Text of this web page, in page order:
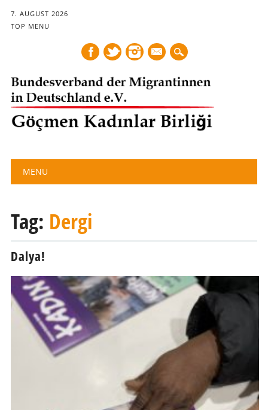
7. AUGUST 2026
TOP MENU
mail
Main menu
MENU
Tag: Dergi
Dalya!